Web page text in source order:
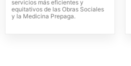
servicios más eficientes y
equitativos de las Obras Sociales
y la Medicina Prepaga.